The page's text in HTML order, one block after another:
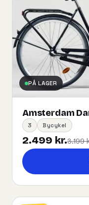
PÅ LAGER
Amsterdam
3 Bycykel
2.499 kr.3.199